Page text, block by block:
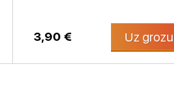
3,90 € Uz grozu